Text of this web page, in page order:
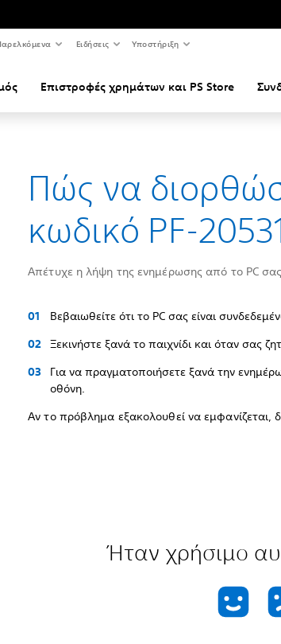
Ειδήσεις Υποστήριξη
Επιστροφές χρημάτων και PS Store
Πώς να
κωδικό PF-
Απέτυχε η λήψη της ενημέρωσης από το PC
Βεβαιωθείτε ότι το PC σας είναι
Ξεκινήστε ξανά το παιχνίδι και όταν σας
Για να πραγματοποιήσετε ξανά την
οθόνη.
Αν το πρόβλημα εξακολουθεί να εμφανίζεται,
Ήταν χρήσιμο